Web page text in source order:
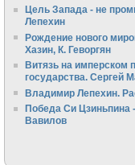
Цель Запада - не
Лепехин
Рождение нового
Хазин, К. Геворгян
Витязь на имперском
государства. Сергей
Владимир Лепехин.
Победа Си Цзиньпина
Вавилов